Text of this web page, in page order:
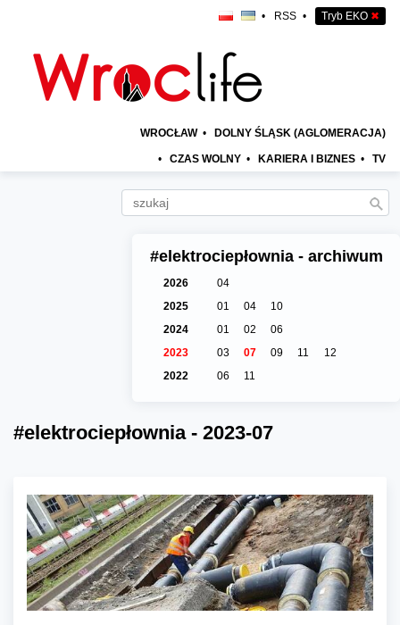
• RSS • Tryb EKO ✖
WROCŁAW • DOLNY ŚLĄSK (AGLOMERACJA)
• CZAS WOLNY • KARIERA I BIZNES • TV
#elektrociepłownia - archiwum
2026
04
2025
01 04
10
2024
01 02
06
2023
03 07 09 11
12
2022
06 11
#elektrociepłownia - 2023-07